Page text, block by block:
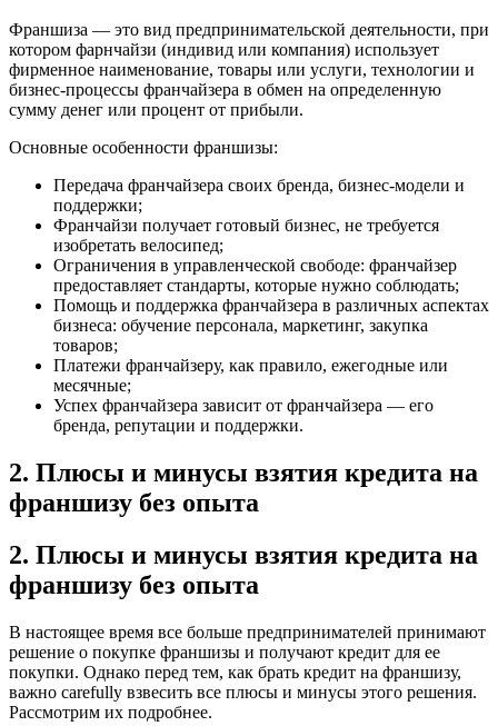
Франшиза — это вид предпринимательской деятельности, при
котором фарнчайзи (индивид или компания) использует
фирменное наименование, товары или услуги, технологии и
бизнес-процессы франчайзера в обмен на определенную
сумму денег или процент от прибыли.
Основные особенности франшизы:
Передача франчайзера своих бренда, бизнес-модели и
поддержки;
Франчайзи получает готовый бизнес, не требуется
изобретать велосипед;
Ограничения в управленческой свободе: франчайзер
предоставляет стандарты, которые нужно соблюдать;
Помощь и поддержка франчайзера в различных аспектах
бизнеса: обучение персонала, маркетинг, закупка
товаров;
Платежи франчайзеру, как правило, ежегодные или
месячные;
Успех франчайзера зависит от франчайзера — его
бренда, репутации и поддержки.
2. Плюсы и минусы взятия кредита на
франшизу без опыта
2. Плюсы и минусы взятия кредита на
франшизу без опыта
В настоящее время все больше предпринимателей принимают
решение о покупке франшизы и получают кредит для ее
покупки. Однако перед тем, как брать кредит на франшизу,
важно carefully взвесить все плюсы и минусы этого решения.
Рассмотрим их подробнее.